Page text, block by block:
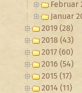
Februar
Januar
2019 (28)
2018 (43)
2017 (60)
2016 (54)
2015 (17)
2014 (11)